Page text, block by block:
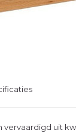
vervaardigd uit